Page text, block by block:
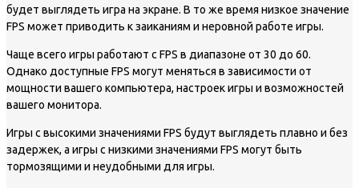
будет выглядеть игра на экране. В то же время низкое значение
FPS может приводить к заиканиям и неровной работе игры.
Чаще всего игры работают с FPS в диапазоне от 30 до 60.
Однако доступные FPS могут меняться в зависимости от
мощности вашего компьютера, настроек игры и возможностей
вашего монитора.
Игры с высокими значениями FPS будут выглядеть плавно и без
задержек, а игры с низкими значениями FPS могут быть
тормозящими и неудобными для игры.